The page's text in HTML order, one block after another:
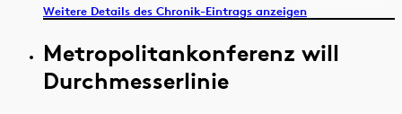
Weitere Details des Chronik-Eintrags anzeigen
Metropolitankonferenz will
Durchmesserlinie